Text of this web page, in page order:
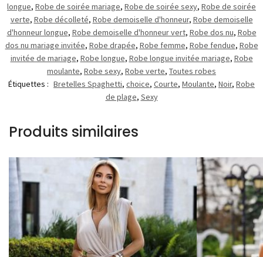
longue, Robe de soirée mariage, Robe de soirée sexy, Robe de soirée
verte, Robe décolleté, Robe demoiselle d'honneur, Robe demoiselle
d'honneur longue, Robe demoiselle d'honneur vert, Robe dos nu, Robe
dos nu mariage invitée, Robe drapée, Robe femme, Robe fendue, Robe
invitée de mariage, Robe longue, Robe longue invitée mariage, Robe
moulante, Robe sexy, Robe verte, Toutes robes
Étiquettes : Bretelles Spaghetti, choice, Courte, Moulante, Noir, Robe
de plage, Sexy
Produits similaires